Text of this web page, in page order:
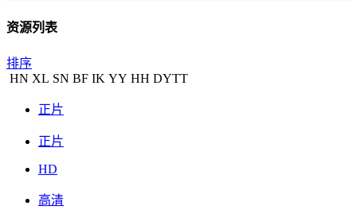
资源列表
排序
HN XL SN BF IK YY HH DYTT
正片
正片
HD
高清